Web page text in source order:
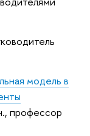
модель в
профессор